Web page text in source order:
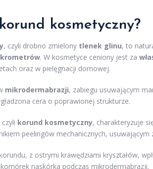
kosmetyczny?
, czyli drobno zmielony tlenek glinu, to
. W kosmetyce ceniony jest za
oraz w pielęgnacji domowej.
mikrodermabrazji, zabiegu usuwającym
cera o poprawionej strukturze.
czyli korund kosmetyczny, charakteryzuje
peelingów mechanicznych,
z ostrymi krawędziami kryształów,
naskórka podczas mikrodermabrazji.